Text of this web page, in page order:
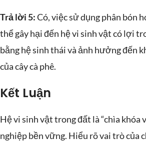
Trả lời 5:Có, việc sử dụng phân bón
thể gây hại đến hệ vi sinh vật có lợi
bằng hệ sinh thái và ảnh hưởng đến
của cây cà phê.
Kết Luận
Hệ vi sinh vật trong đất là “chìa khóa
nghiệp bền vững. Hiểu rõ vai trò của